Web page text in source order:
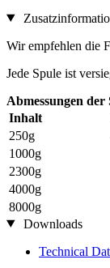
Wir empfehlen die
Jede Spule ist
Abmessungen der
Inhalt
250g
1000g
2300g
4000g
8000g
Downloads
Technical